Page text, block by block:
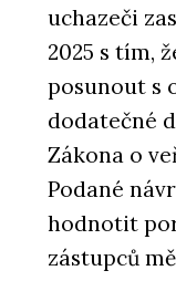
Lotus
uchazeči
2025 s tím,
posunout s
dodatečné
Zákona o
Podané
hodnotit
zástupců